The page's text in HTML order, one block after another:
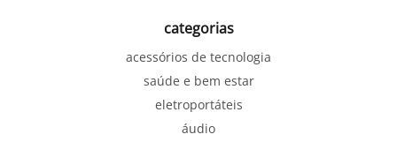
categorias
acessórios de tecnologia
saúde e bem estar
eletroportáteis
áudio